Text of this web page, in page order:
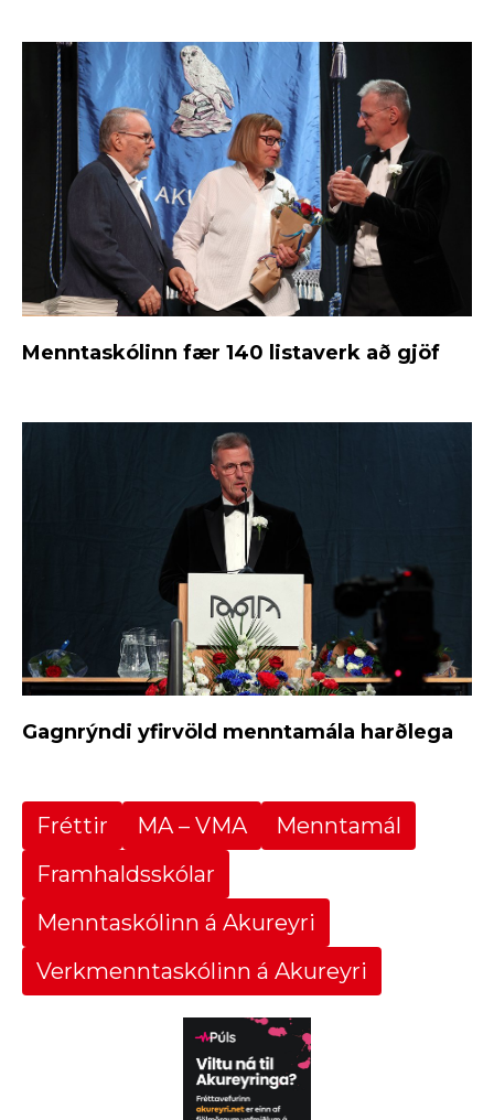
Menntaskólinn fær 140 listaverk að gjöf
Gagnrýndi yfirvöld menntamála harðlega
Fréttir MA – VMA
Menntamál
Framhaldsskólar
Menntaskólinn á Akureyri
Verkmenntaskólinn á Akureyri